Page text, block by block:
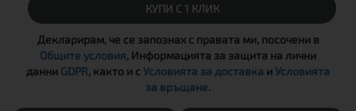
КУПИ С 1 КЛИК
Декларирам, че се запознах с правата ми, посочени в
Общите условия, Информацията за защита на лични
данни GDPR, както и сУсловията за доставка иУсловията
за връщане.